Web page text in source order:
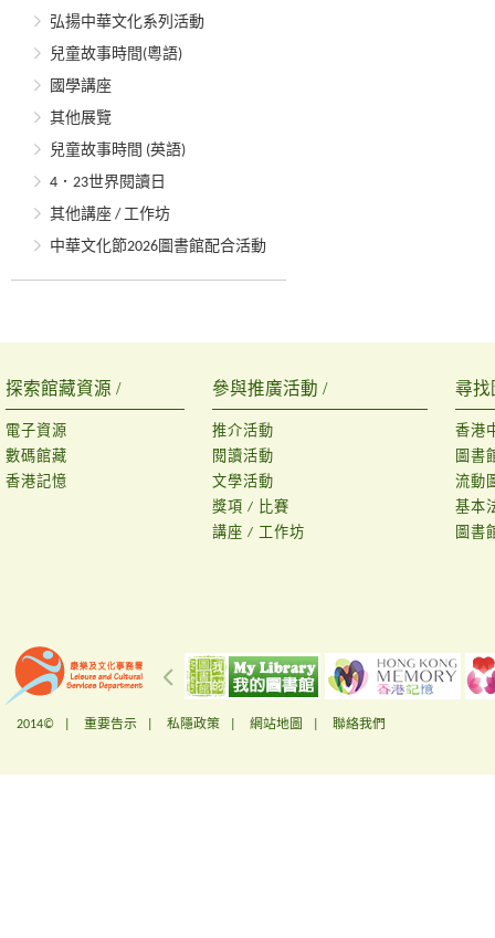
弘揚中華文化系列活動
兒童故事時間(粵語)
國學講座
其他展覽
兒童故事時間 (英語)
4．23世界閱讀日
其他講座 / 工作坊
中華文化節2026圖書館配合活動
探索館藏資源 /
電子資源
數碼館藏
香港記憶
參與推廣活動 /
推介活動
閱讀活動
文學活動
獎項 / 比賽
講座 / 工作坊
尋找
香港
圖書
流動
基本
圖書
2014© | 重要告示 私隱政策 網站地圖 聯絡我們